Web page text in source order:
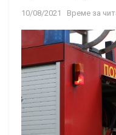
10/08/2021 Време за